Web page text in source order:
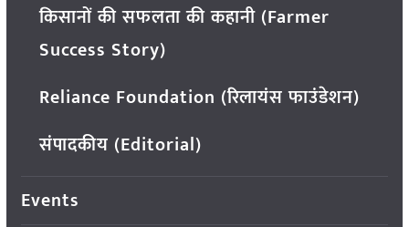
किसानों की सफलता की कहानी (Farmer
Success Story)
Reliance Foundation (रिलायंस फाउंडेशन)
संपादकीय (Editorial)
Events